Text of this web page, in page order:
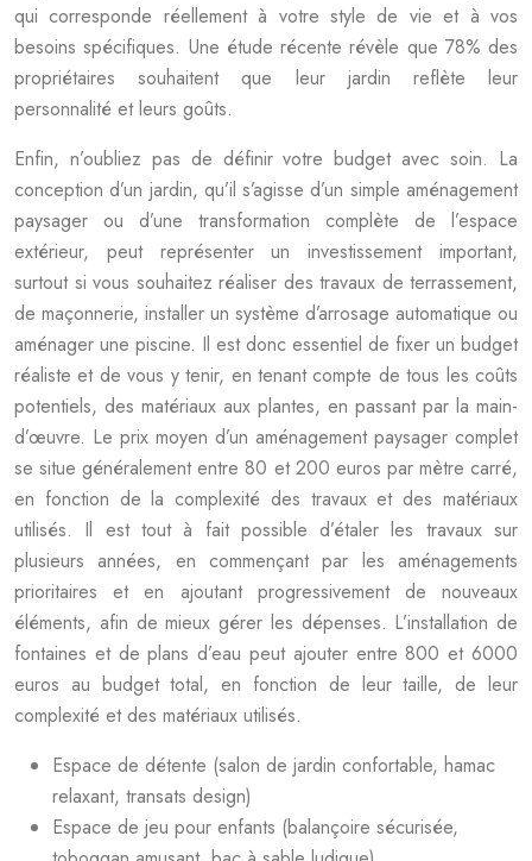
qui corresponde réellement à votre style de vie et à vos
besoins spécifiques. Une étude récente révèle que 78% des
propriétaires souhaitent que leur jardin reflète leur
personnalité et leurs goûts.
Enfin, n’oubliez pas de définir votre budget avec soin. La
conception d’un jardin, qu’il s’agisse d’un simple aménagement
paysager ou d’une transformation complète de l’espace
extérieur, peut représenter un investissement important,
surtout si vous souhaitez réaliser des travaux de terrassement,
de maçonnerie, installer un système d’arrosage automatique ou
aménager une piscine. Il est donc essentiel de fixer un budget
réaliste et de vous y tenir, en tenant compte de tous les coûts
potentiels, des matériaux aux plantes, en passant par la main-
d’œuvre. Le prix moyen d’un aménagement paysager complet
se situe généralement entre 80 et 200 euros par mètre carré,
en fonction de la complexité des travaux et des matériaux
utilisés. Il est tout à fait possible d’étaler les travaux sur
plusieurs années, en commençant par les aménagements
prioritaires et en ajoutant progressivement de nouveaux
éléments, afin de mieux gérer les dépenses. L’installation de
fontaines et de plans d’eau peut ajouter entre 800 et 6000
euros au budget total, en fonction de leur taille, de leur
complexité et des matériaux utilisés.
Espace de détente (salon de jardin confortable, hamac
relaxant, transats design)
Espace de jeu pour enfants (balançoire sécurisée,